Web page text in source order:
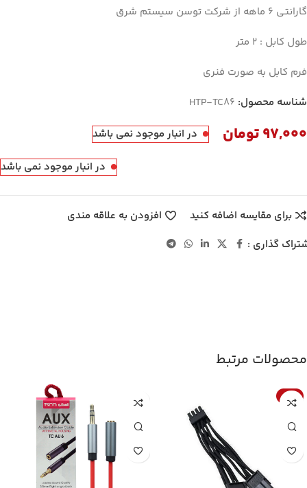
گارانتی ۶ ماهه از شرکت توسن سیستم شرق
طول کابل : ۲ متر
فرم کابل به صورت فنری
شناسه محصول: HTP-TC86
97,000تومان در انبار موجود نمی باشد
در انبار موجود نمی باشد
برای مقایسه اضافه کنید
افزودن به علاقه مندی
گذاری :
محصولات مرتبط
-9%